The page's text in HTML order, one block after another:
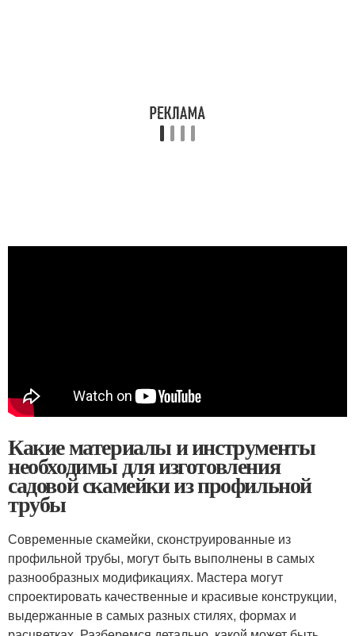
Какие материалы и инструменты
необходимы для изготовления
садовой скамейки из профильной
трубы
Современные скамейки, сконструированные из
профильной трубы, могут быть выполнены в самых
разнообразных модификациях. Мастера могут
спроектировать качественные и красивые конструкции,
выдержанные в самых разных стилях, формах и